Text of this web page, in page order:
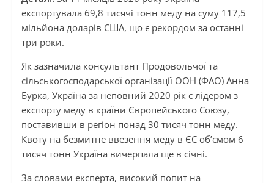
експортувала 69,8 тисячі тонн меду на суму 117,5
мільйона доларів США, що є рекордом за останні
три роки.
Як зазначила консультант Продовольчої та
сільськогосподарської організації ООН (ФАО) Анна
Бурка, Україна за неповний 2020 рік є лідером з
експорту меду в країни Європейського Союзу,
поставивши в регіон понад 30 тисяч тонн меду.
Квоту на безмитне ввезення меду в ЄС об’ємом 6
тисяч тонн Україна вичерпала ще в січні.
За словами експерта, високий попит на